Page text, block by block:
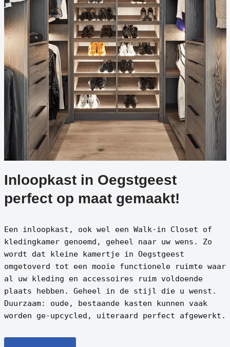
Inloopkast in Oegstgeest
perfect op maat gemaakt!
Een inloopkast, ook wel een Walk-in Closet of
kledingkamer genoemd, geheel naar uw wens. Zo
wordt dat kleine kamertje in Oegstgeest
omgetoverd tot een mooie functionele ruimte waar
al uw kleding en accessoires ruim voldoende
plaats hebben. Geheel in de stijl die u wenst.
Duurzaam: oude, bestaande kasten kunnen vaak
worden ge-upcycled, uiteraard perfect afgewerkt.